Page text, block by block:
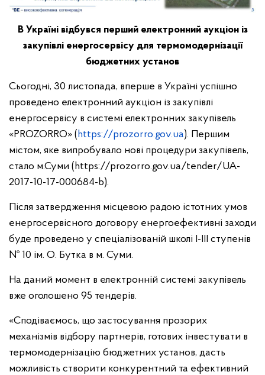
В Україні відбувся перший електронний аукціон із
закупівлі енергосервісу для термомодернізації
бюджетних установ
Сьогодні, 30 листопада, вперше в Україні успішно
проведено електронний аукціон із закупівлі
енергосервісу в системі електронних закупівель
«PROZORRO» ( https://prozorro.gov.ua). Першим
містом, яке випробувало нові процедури закупівель,
стало м.Суми (https://prozorro.gov.ua/tender/UA-
2017-10-17-000684-b).
Після затвердження місцевою радою істотних умов
енергосервісного договору енергоефективні заходи
буде проведено у спеціалізованій школі І-ІІІ ступенів
№ 10 ім. О. Бутка в м. Суми.
На даний момент в електронній системі закупівель
вже оголошено 95 тендерів.
«Сподіваємось, що застосування прозорих
механізмів відбору партнерів, готових інвестувати в
термомодернізацію бюджетних установ, дасть
можливість створити конкурентний та ефективний